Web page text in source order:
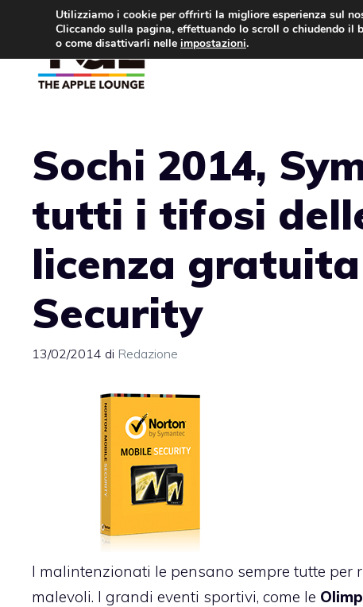
contenuto
Sochi 2014,
tutti i tifosi
licenza
Security
13/02/2014 di Redazione
I malintenzionati le pensano sempre tutte
malevoli. I grandi eventi sportivi, come le
Utilizziamo i cookie per offrirti la migliore esperienza sul
Cliccando sulla pagina, effettuando lo scroll o chiudendo
o come disattivarli nelle impostazioni.